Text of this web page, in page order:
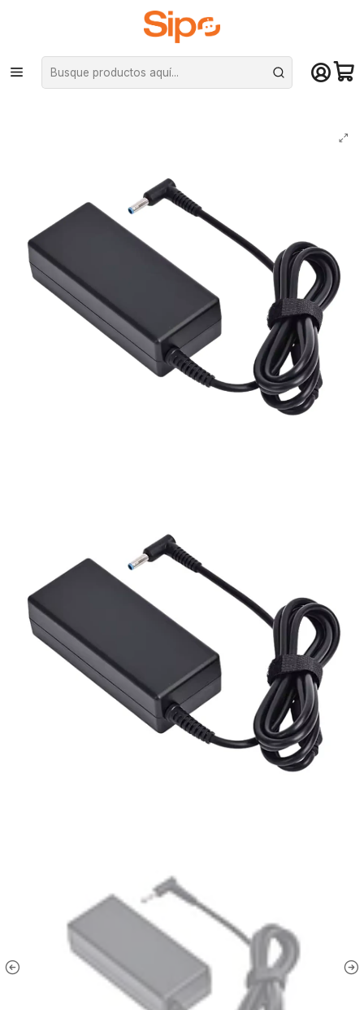
¡Compra hasta mediodía y recibe hoy! De lunes a sábado en el gran
Santiago. Envío gratis desde $29.990
Inicio Redes y conectividad Cargadores Notebook
Cargador de Notebook Compatible HP, 19.5V 4.62A, Hasta 90W, Pin 4.5
x 3mm